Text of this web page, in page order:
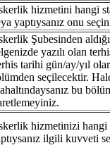
hizmetini hangi
yaptıysanız onu
Şubesinden
yazılı olan
tarihi gün/ay/yıl
seçilecektir.
bu
hizmetinizi hangi
ilgili kuvveti